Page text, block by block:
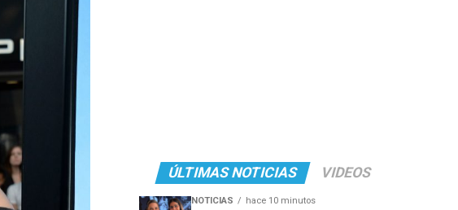
ÚLTIMAS NOTICIAS VIDEOS
NOTICIAS hace 10 minutos